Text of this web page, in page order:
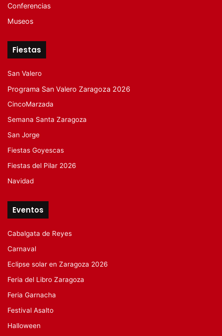
Conferencias
Museos
Fiestas
San Valero
Programa San Valero Zaragoza 2026
CincoMarzada
Semana Santa Zaragoza
San Jorge
Fiestas Goyescas
Fiestas del Pilar 2026
Navidad
Eventos
Cabalgata de Reyes
Carnaval
Eclipse solar en Zaragoza 2026
Feria del Libro Zaragoza
Feria Garnacha
Festival Asalto
Halloween